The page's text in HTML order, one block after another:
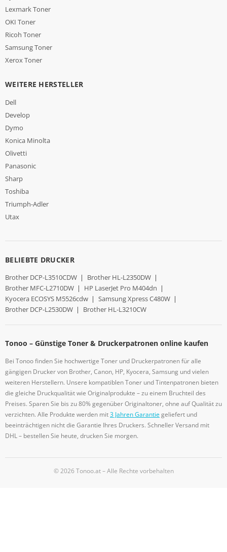
Lexmark Toner
OKI Toner
Ricoh Toner
Samsung Toner
Xerox Toner
WEITERE HERSTELLER
Dell
Develop
Dymo
Konica Minolta
Olivetti
Panasonic
Sharp
Toshiba
Triumph-Adler
Utax
BELIEBTE DRUCKER
Brother DCP-L3510CDW | Brother HL-L2350DW |
Brother MFC-L2710DW | HP LaserJet Pro M404dn |
Kyocera ECOSYS M5526cdw | Samsung Xpress C480W |
Brother DCP-L2530DW | Brother HL-L3210CW
Tonoo – Günstige Toner & Druckerpatronen online kaufen
Bei Tonoo finden Sie hochwertige Toner und Druckerpatronen für alle
gängigen Drucker von Brother, Canon, HP, Kyocera, Samsung und vielen
weiteren Herstellern. Unsere kompatiblen Toner und Tintenpatronen bieten
die gleiche Druckqualität wie Originalprodukte – zu einem Bruchteil des
Preises. Sparen Sie bis zu 80% gegenüber Originaltoner, ohne auf Qualität zu
verzichten. Alle Produkte werden mit3 Jahren Garantiegeliefert und
beeinträchtigen nicht die Garantie Ihres Druckers. Schneller Versand mit
DHL – bestellen Sie heute, drucken Sie morgen.
© 2026 Tonoo.at – Alle Rechte vorbehalten